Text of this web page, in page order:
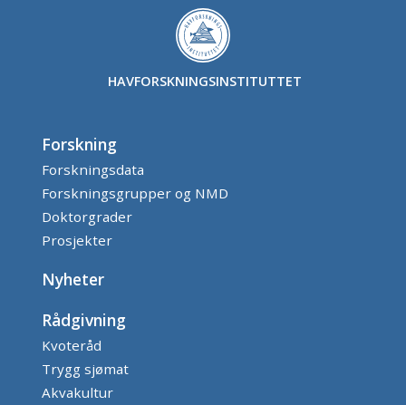
HAVFORSKNINGSINSTITUTTET
Forskning
Forskningsdata
Forskningsgrupper og NMD
Doktorgrader
Prosjekter
Nyheter
Rådgivning
Kvoteråd
Trygg sjømat
Akvakultur